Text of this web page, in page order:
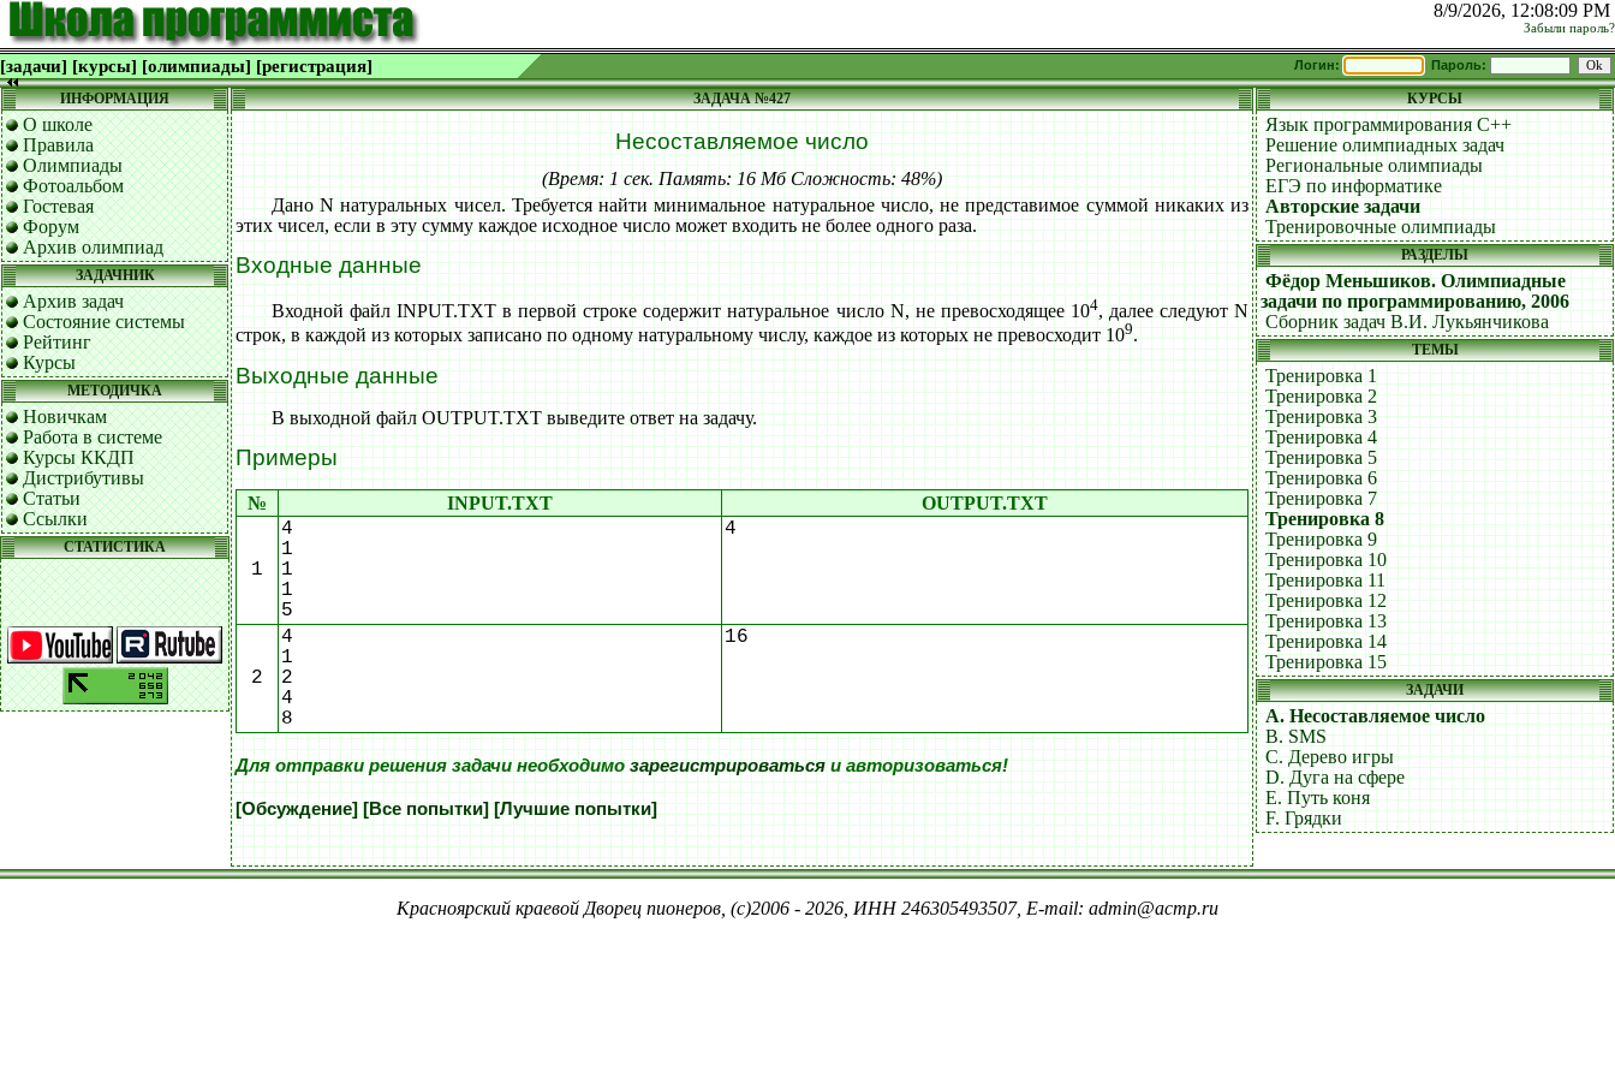
8/9/2026, 12:08:09 PM
Забыли пароль?
[задачи] [курсы] [олимпиады] [регистрация] Логин: Пароль:
ИНФОРМАЦИЯ
О школе
Правила
Олимпиады
Фотоальбом
Гостевая
Форум
Архив олимпиад
ЗАДАЧНИК
Архив задач
Состояние системы
Рейтинг
Курсы
МЕТОДИЧКА
Новичкам
Работа в системе
Курсы ККДП
Дистрибутивы
Статьи
Ссылки
СТАТИСТИКА
ЗАДАЧА №427
Несоставляемое число
(Время: 1 сек. Память: 16 Мб Сложность: 48%)
Дано N натуральных чисел. Требуется найти минимальное натуральное число, не представимое суммой никаких из
этих чисел, если в эту сумму каждое исходное число может входить не более одного раза.
Входные данные
Входной файл INPUT.TXT в первой строке содержит натуральное число N, не превосходящее 104, далее следуют N
строк, в каждой из которых записано по одному натуральному числу, каждое из которых не превосходит 109.
Выходные данные
В выходной файл OUTPUT.TXT выведите ответ на задачу.
Примеры
№ INPUT.TXT OUTPUT.TXT
1
4
1
1
1
5
4
2
4
1
2
4
8
16
Для отправки решения задачи необходимозарегистрироватьсяи авторизоваться!
[Обсуждение] [Все попытки] [Лучшие попытки]
КУРСЫ
Язык программирования C++
Решение олимпиадных задач
Региональные олимпиады
ЕГЭ по информатике
Авторские задачи
Тренировочные олимпиады
РАЗДЕЛЫ
Фёдор Меньшиков. Олимпиадные
задачи по программированию, 2006
Сборник задач В.И. Лукьянчикова
ТЕМЫ
Тренировка 1
Тренировка 2
Тренировка 3
Тренировка 4
Тренировка 5
Тренировка 6
Тренировка 7
Тренировка 8
Тренировка 9
Тренировка 10
Тренировка 11
Тренировка 12
Тренировка 13
Тренировка 14
Тренировка 15
ЗАДАЧИ
A. Несоставляемое число
B. SMS
C. Дерево игры
D. Дуга на сфере
E. Путь коня
F. Грядки
Красноярский краевой Дворец пионеров, (c)2006 - 2026, ИНН 246305493507, E-mail: admin@acmp.ru